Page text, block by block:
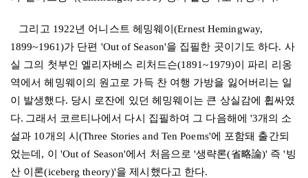
그리고 1922년 어니스트 헤밍웨이(Ernest Hemingway,
1899~1961)가 단편 'Out of Season'을 집필한 곳이기도 하다. 사
실 그의 첫부인 엘리자베스 리처드슨(1891~1979)이 파리 리옹
역에서 헤밍웨이의 원고로 가득 찬 여행 가방을 잃어버리는 일
이 발생했다. 당시 로잔에 있던 헤밍웨이는 큰 상실감에 휩싸였
다. 그래서 코르티나에서 다시 집필하여 그 다음해에 '3개의 소
설과 10개의 시 (Three Stories and Ten Poems'에 포함돼 출간되
었는데 , 이 'Out of Season'에서 처음으로 '생략론(省略論)' 즉 '빙
산 이론(iceberg theory)'을 제시했다고 한다.